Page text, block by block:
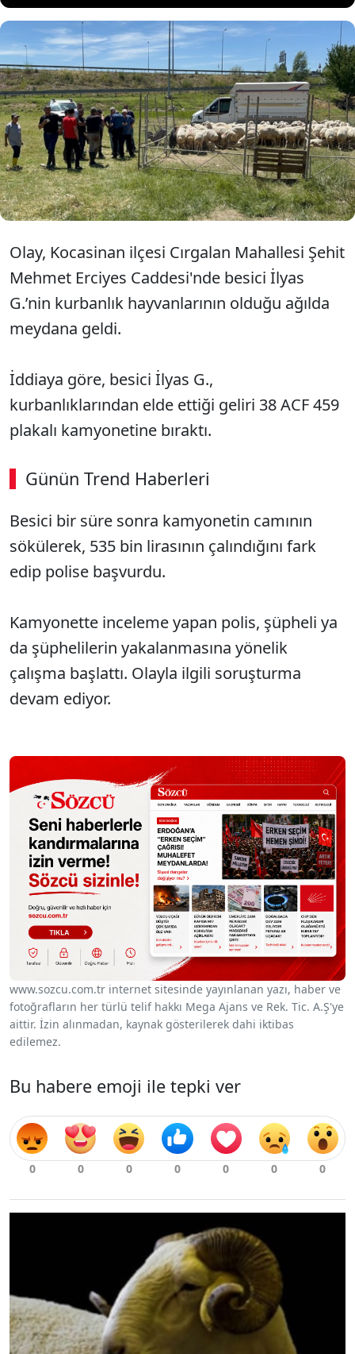
Kayseri'de İlyas G.'nin kurbanlık satışından
elde ettiği 535 bin TL'si kimliği belirsiz kişi
ya da kişiler tarafından çalındı. Polis,
şüphelilerin yakalanması için çalışma
başlattı.
Olay, Kocasinan ilçesi Cırgalan Mahallesi Şehit
Mehmet Erciyes Caddesi'nde besici İlyas
G.’nin kurbanlık hayvanlarının olduğu ağılda
meydana geldi.
İddiaya göre, besici İlyas G.,
kurbanlıklarından elde ettiği geliri 38 ACF 459
plakalı kamyonetine bıraktı.
Günün Trend Haberleri
Besici bir süre sonra kamyonetin camının
sökülerek, 535 bin lirasının çalındığını fark
edip polise başvurdu.
Kamyonette inceleme yapan polis, şüpheli ya
da şüphelilerin yakalanmasına yönelik
çalışma başlattı. Olayla ilgili soruşturma
devam ediyor.
www.sozcu.com.tr internet sitesinde yayınlanan yazı, haber ve
fotoğrafların her türlü telif hakkı Mega Ajans ve Rek. Tic. A.Ş'ye
aittir. İzin alınmadan, kaynak gösterilerek dahi iktibas
edilemez.
Bu habere emoji ile tepki ver